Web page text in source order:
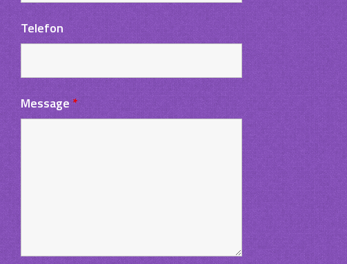
Telefon
Message*